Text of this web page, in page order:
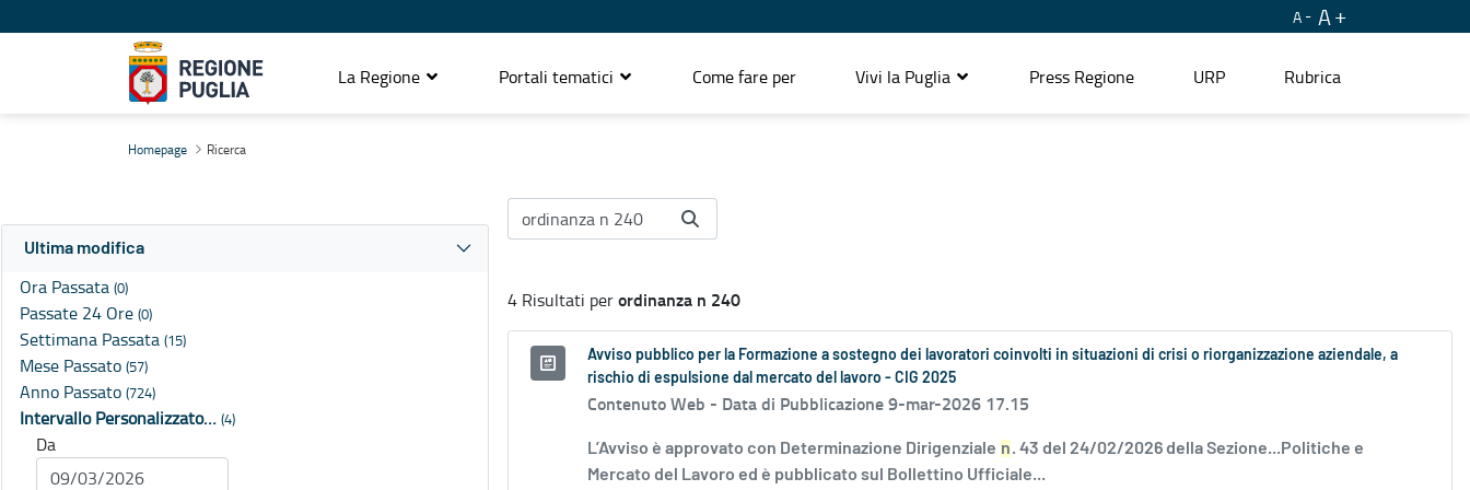
A A
La Regione Portali tematici Come fare per Vivi la Puglia Press Regione URP Rubrica
Homepage Ricerca
Ultima modifica
Ora Passata (0)
Passate 24 Ore (0)
Settimana Passata (15)
Mese Passato (57)
Anno Passato (724)
Intervallo Personalizzato… (4)
Da
4 Risultati perordinanza n 240
Avviso pubblico per la Formazione a sostegno dei lavoratori coinvolti in situazioni di crisi o riorganizzazione aziendale, a
rischio di espulsione dal mercato del lavoro - CIG 2025
Contenuto Web - Data di Pubblicazione 9-mar-2026 17.15
L’Avviso è approvato con Determinazione Dirigenziale n. 43 del 24/02/2026 della Sezione...Politiche e
Mercato del Lavoro ed è pubblicato sul Bollettino Ufficiale...